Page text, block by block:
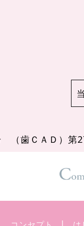
（歯ＣＡＤ）